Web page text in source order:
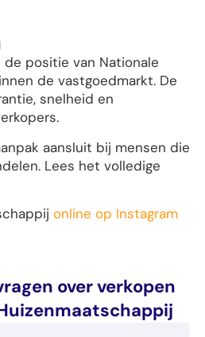
positie van Nationale
de vastgoedmarkt. De
snelheid en
aansluit bij mensen die
Lees het volledige
online op Instagram
over verkopen